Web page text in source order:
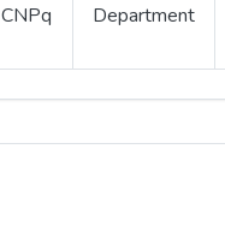
CNPq
Department